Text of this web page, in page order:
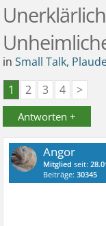
inSmall Talk,
1
2 3 4 >
Antworten +
Angor
Mitglied seit:
Beiträge:30345